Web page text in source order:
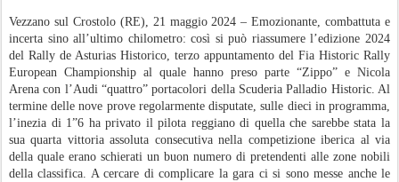
Vezzano sul Crostolo (RE), 21 maggio 2024 – Emozionante, combattuta e
incerta sino all’ultimo chilometro: così si può riassumere l’edizione 2024
del Rally de Asturias Historico, terzo appuntamento del Fia Historic Rally
European Championship al quale hanno preso parte “Zippo” e Nicola
Arena con l’Audi “quattro” portacolori della Scuderia Palladio Historic. Al
termine delle nove prove regolarmente disputate, sulle dieci in programma,
l’inezia di 1”6 ha privato il pilota reggiano di quella che sarebbe stata la
sua quarta vittoria assoluta consecutiva nella competizione iberica al via
della quale erano schierati un buon numero di pretendenti alle zone nobili
della classifica. A cercare di complicare la gara ci si sono messe anche le